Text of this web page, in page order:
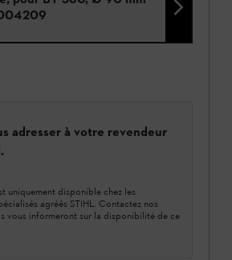
adresser à votre revendeur
uniquement disponible chez les
agréés STIHL. Contactez nos
vous informeront sur la disponibilité de ce